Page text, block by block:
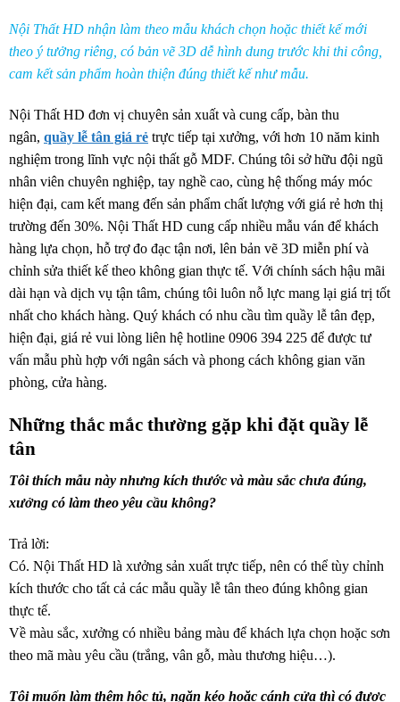
Nội Thất HD nhận làm theo mẫu khách chọn hoặc thiết kế mới
theo ý tưởng riêng, có bản vẽ 3D dễ hình dung trước khi thi công,
cam kết sản phẩm hoàn thiện đúng thiết kế như mẫu.
Nội Thất HD đơn vị chuyên sản xuất và cung cấp, bàn thu
ngân, quầy lễ tân giá rẻ trực tiếp tại xưởng, với hơn 10 năm kinh
nghiệm trong lĩnh vực nội thất gỗ MDF. Chúng tôi sở hữu đội ngũ
nhân viên chuyên nghiệp, tay nghề cao, cùng hệ thống máy móc
hiện đại, cam kết mang đến sản phẩm chất lượng với giá rẻ hơn thị
trường đến 30%. Nội Thất HD cung cấp nhiều mẫu ván để khách
hàng lựa chọn, hỗ trợ đo đạc tận nơi, lên bản vẽ 3D miễn phí và
chỉnh sửa thiết kế theo không gian thực tế. Với chính sách hậu mãi
dài hạn và dịch vụ tận tâm, chúng tôi luôn nỗ lực mang lại giá trị tốt
nhất cho khách hàng. Quý khách có nhu cầu tìm quầy lễ tân đẹp,
hiện đại, giá rẻ vui lòng liên hệ hotline 0906 394 225 để được tư
vấn mẫu phù hợp với ngân sách và phong cách không gian văn
phòng, cửa hàng.
Những thắc mắc thường gặp khi đặt quầy lễ
tân
Tôi thích mẫu này nhưng kích thước và màu sắc chưa đúng,
xưởng có làm theo yêu cầu không?
Trả lời:
Có. Nội Thất HD là xưởng sản xuất trực tiếp, nên có thể tùy chỉnh
kích thước cho tất cả các mẫu quầy lễ tân theo đúng không gian
thực tế.
Về màu sắc, xưởng có nhiều bảng màu để khách lựa chọn hoặc sơn
theo mã màu yêu cầu (trắng, vân gỗ, màu thương hiệu…).
Tôi muốn làm thêm hộc tủ, ngăn kéo hoặc cánh cửa thì có được